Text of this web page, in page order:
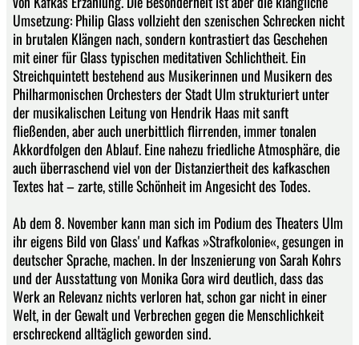
Umsetzung: Philip Glass vollzieht den szenischen Schrecken nicht
in brutalen Klängen nach, sondern kontrastiert das Geschehen
mit einer für Glass typischen meditativen Schlichtheit. Ein
Streichquintett bestehend aus Musikerinnen und Musikern des
Philharmonischen Orchesters der Stadt Ulm strukturiert unter
der musikalischen Leitung von Hendrik Haas mit sanft
fließenden, aber auch unerbittlich flirrenden, immer tonalen
Akkordfolgen den Ablauf. Eine nahezu friedliche Atmosphäre, die
auch überraschend viel von der Distanziertheit des kafkaschen
Textes hat – zarte, stille Schönheit im Angesicht des Todes.
Ab dem 8. November kann man sich im Podium des Theaters Ulm
ihr eigens Bild von Glass' und Kafkas »Strafkolonie«, gesungen in
deutscher Sprache, machen. In der Inszenierung von Sarah Kohrs
und der Ausstattung von Monika Gora wird deutlich, dass das
Werk an Relevanz nichts verloren hat, schon gar nicht in einer
Welt, in der Gewalt und Verbrechen gegen die Menschlichkeit
erschreckend alltäglich geworden sind.